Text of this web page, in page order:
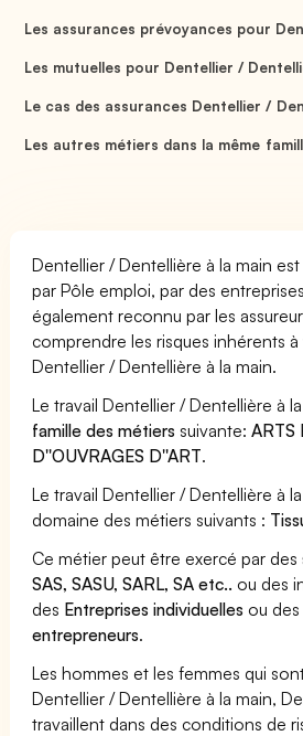
Les assurances prévoyances pour
Les mutuelles pour Dentellier /
Le cas des assurances Dentellier /
Les autres métiers dans la même
Dentellier / Dentellière à la main
par Pôle emploi, par des
également reconnu par les
comprendre les risques inhérents
Dentellier / Dentellière à la main.
Le travail Dentellier / Dentellière à
famille des métiers suivante:ARTS
D''OUVRAGES D''ART.
Le travail Dentellier / Dentellière à
domaine des métiers suivants :
Ce métier peut être exercé par des
SAS, SASU, SARL, SA etc.. ou des
des Entreprises individuelles ou
entrepreneurs.
Les hommes et les femmes qui
Dentellier / Dentellière à la main,
travaillent dans des conditions de